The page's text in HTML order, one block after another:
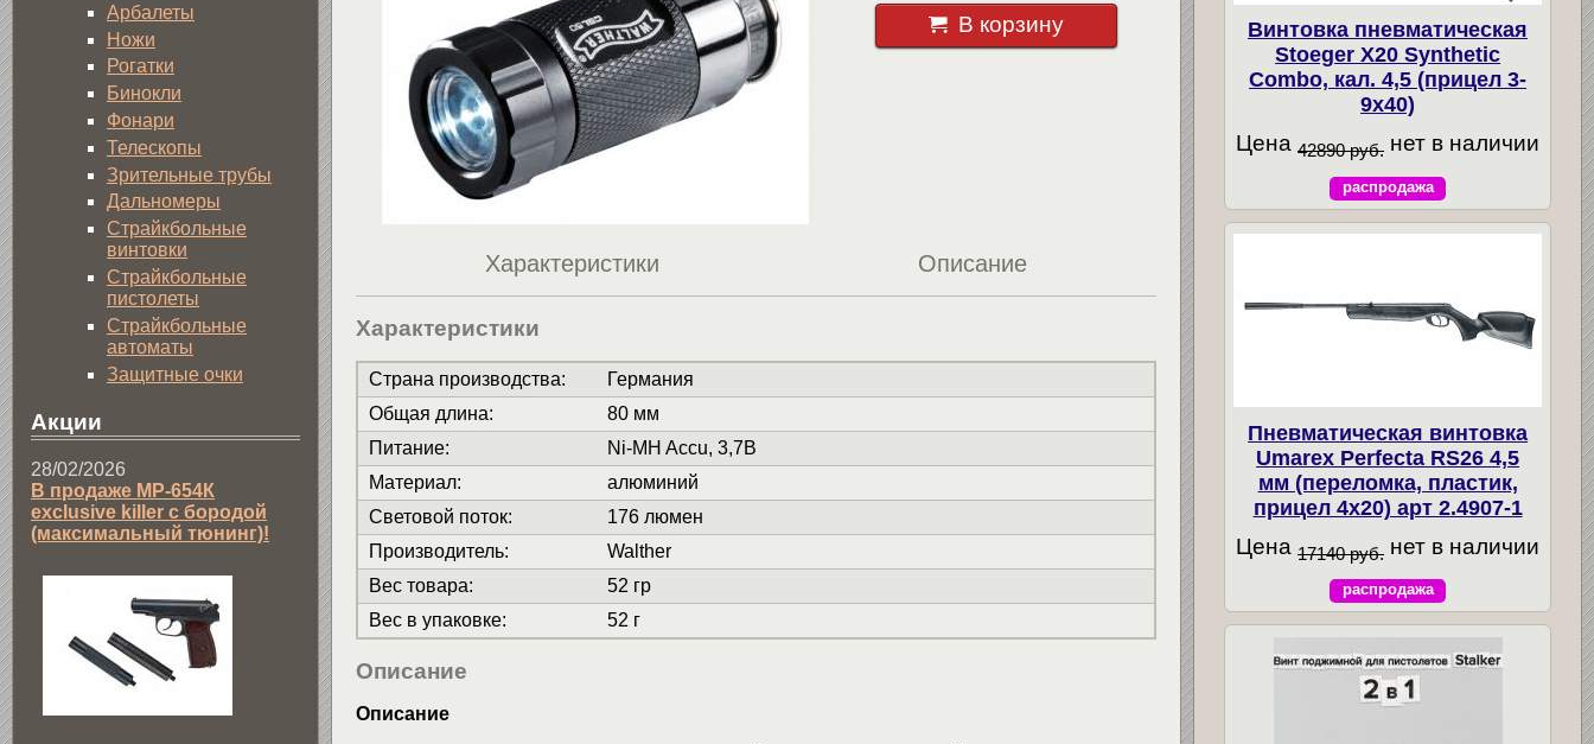
В корзину
Характеристики Описание
Характеристики
Страна производства:
Германия
Общая длина:
80 мм
Питание:
Ni-MH Accu, 3,7В
Материал:
алюминий
Световой поток:
176 люмен
Производитель:
Walther
Вес товара:
52 гр
Вес в упаковке: 52 г
Описание
Описание
Арбалеты
Ножи
Рогатки
Бинокли
Фонари
Телескопы
Зрительные трубы
Дальномеры
Страйкбольные
винтовки
Страйкбольные
пистолеты
Страйкбольные
автоматы
Защитные очки
Акции
28/02/2026
В продаже МР-654К
exclusive killer с бородой
(максимальный тюнинг)!
Винтовка пневматическая
Stoeger X20 Synthetic
Combo, кал. 4,5 (прицел 3-
9х40)
Цена 42890 руб. нет в наличии
распродажа
Пневматическая винтовка
Umarex Perfecta RS26 4,5
мм (переломка, пластик,
прицел 4x20) арт 2.4907-1
Цена 17140 руб. нет в наличии
распродажа